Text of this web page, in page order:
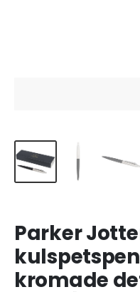
Parker
kromade